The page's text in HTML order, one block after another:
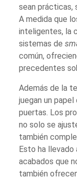
sean prácticas,
A medida que
inteligentes, la
sistemas de
común,
precedentes
Además de la
juegan un
puertas. Los
no solo se
también
Esto ha llevado
acabados que
también